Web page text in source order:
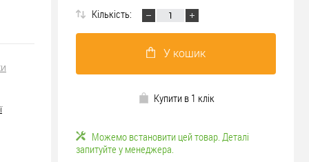
Кількість:
У кошик
Купити в 1 клік
Можемо встановити цей товар. Деталі
запитуйте у менеджера.